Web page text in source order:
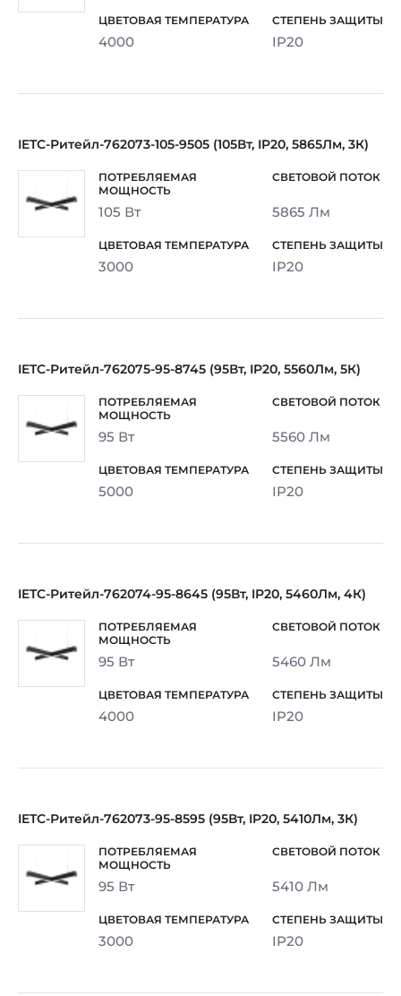
4000 IP20
IETC-Ритейл-762073-105-9505 (105Вт, IP20, 5865Лм, 3К)
105 Вт 5865 Лм
3000 IP20
IETC-Ритейл-762075-95-8745 (95Вт, IP20, 5560Лм, 5К)
95 Вт 5560 Лм
5000 IP20
IETC-Ритейл-762074-95-8645 (95Вт, IP20, 5460Лм, 4К)
95 Вт 5460 Лм
4000 IP20
IETC-Ритейл-762073-95-8595 (95Вт, IP20, 5410Лм, 3К)
95 Вт 5410 Лм
3000 IP20